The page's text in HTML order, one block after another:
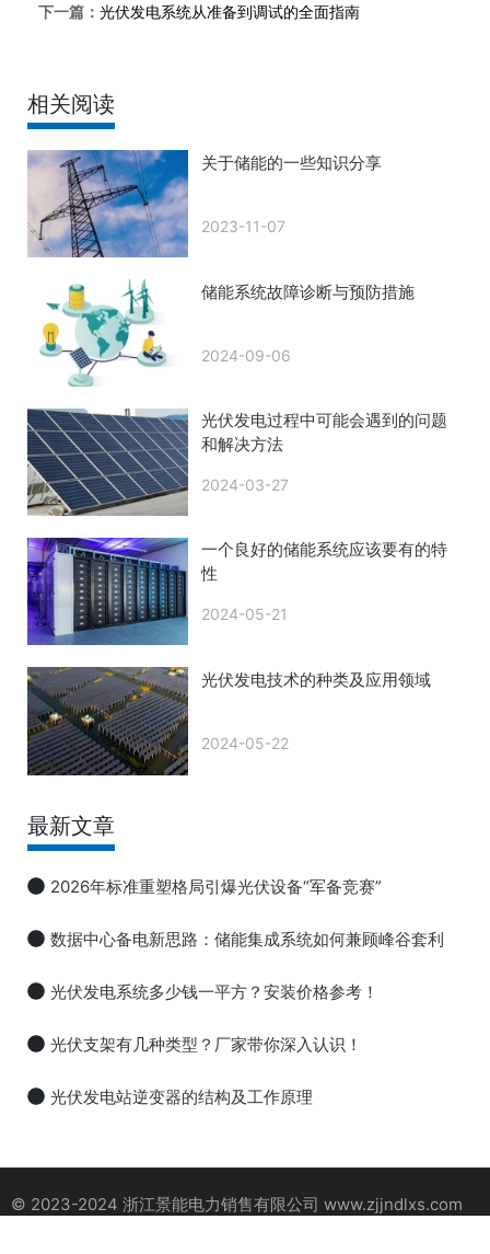
下一篇： 光伏发电系统从准备到调试的全面指南
相关阅读
关于储能的一些知识分享
2023-11-07
储能系统故障诊断与预防措施
2024-09-06
光伏发电过程中可能会遇到的问题
和解决方法
2024-03-27
一个良好的储能系统应该要有的特
性
2024-05-21
光伏发电技术的种类及应用领域
2024-05-22
最新文章
2026年标准重塑格局引爆光伏设备“军备竞赛”
数据中心备电新思路：储能集成系统如何兼顾峰谷套利
光伏发电系统多少钱一平方？安装价格参考！
光伏支架有几种类型？厂家带你深入认识！
光伏发电站逆变器的结构及工作原理
© 2023-2024 浙江景能电力销售有限公司 www.zjjndlxs.com